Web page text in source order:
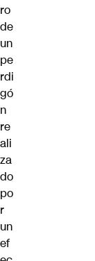
ro
de
un
pe
rdi
gó
n
re
ali
za
do
po
r
un
ef